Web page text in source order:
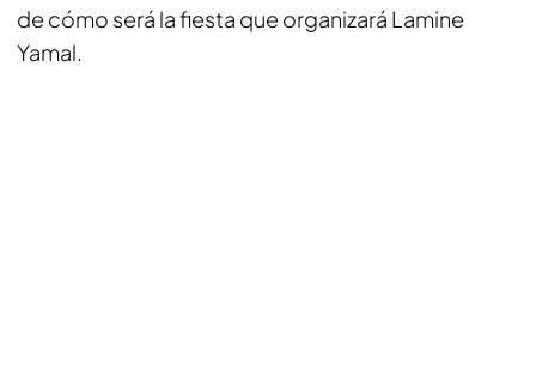
de cómo será la fiesta que organizará Lamine
Yamal.